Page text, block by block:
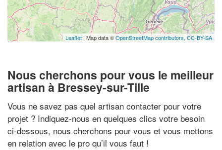
Leaflet | Map data ©OpenStreetMap contributors, CC-BY-SA
Nous cherchons pour vous le meilleur
artisan à Bressey-sur-Tille
Vous ne savez pas quel artisan contacter pour votre
projet ? Indiquez-nous en quelques clics votre besoin
ci-dessous, nous cherchons pour vous et vous mettons
en relation avec le pro qu’il vous faut !